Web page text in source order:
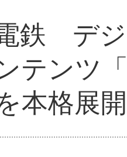
鉄 デ
テンツ
本格展開